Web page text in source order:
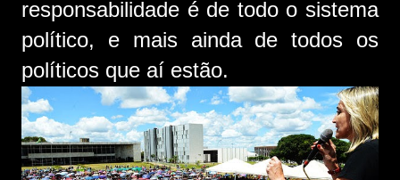
responsabilidade é de todo o sistema
político, e mais ainda de todos os
políticos que aí estão.